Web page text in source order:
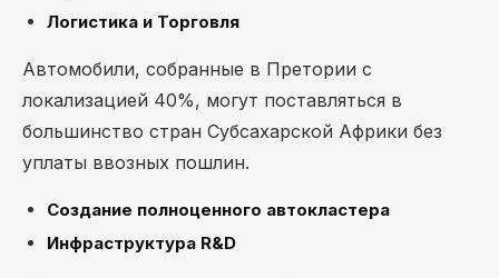
Логистика и Торговля
Автомобили, собранные в Претории с
локализацией 40%, могут поставляться в
большинство стран Субсахарской Африки без
уплаты ввозных пошлин.
Создание полноценного автокластера
Инфраструктура R&D